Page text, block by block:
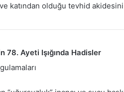
katından olduğu tevhid
78. Ayeti Işığında Hadisler